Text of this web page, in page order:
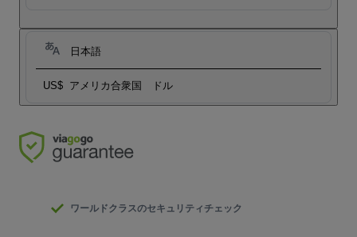
日本語
US$ アメリカ合衆国 ドル
ワールドクラスのセキュリティチェック